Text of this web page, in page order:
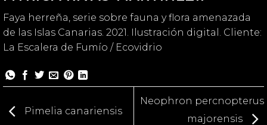
Faya herreña, serie sobre fauna y flora amenazada
de las Islas Canarias. 2021. Ilustración digital. Cliente:
La Escalera de Fumío / Ecovidrio
Pimelia canariensis
Neophron percnopterus
majorensis